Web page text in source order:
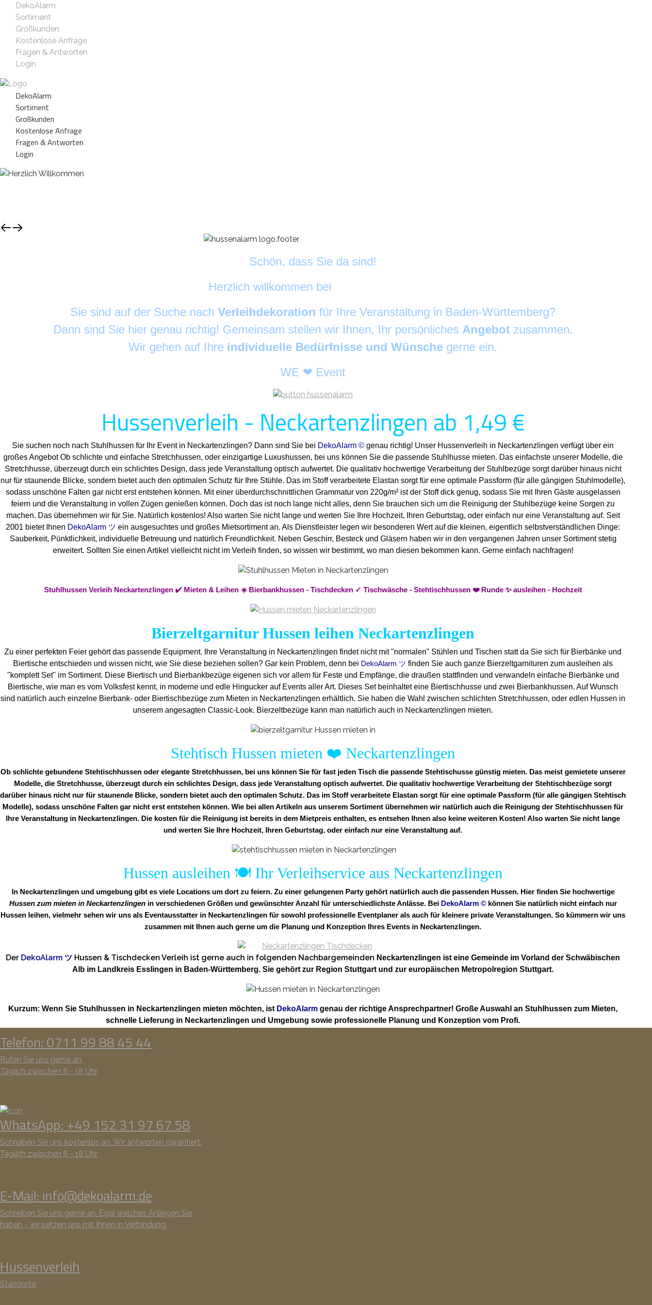
DekoAlarm
Sortiment
Großkunden
Kostenlose Anfrage
Fragen & Antworten
Login
DekoAlarm
Sortiment
Großkunden
Kostenlose Anfrage
Fragen & Antworten
Login
Schön, dass Sie da sind!
Herzlich willkommen bei
Sie sind auf der Suche nach Verleihdekoration für Ihre Veranstaltung in Baden-Württemberg?
Dann sind Sie hier genau richtig! Gemeinsam stellen wir Ihnen, Ihr persönliches Angebot zusammen.
Wir gehen auf Ihre individuelle Bedürfnisse und Wünsche gerne ein.
WE ❤ Event
Hussenverleih - Neckartenzlingen ab 1,49 €
Sie suchen noch nach Stuhlhussen für Ihr Event in Neckartenzlingen? Dann sind Sie bei DekoAlarm © genau richtig! Unser Hussenverleih in Neckartenzlingen verfügt über ein
großes Angebot Ob schlichte und einfache Stretchhussen, oder einzigartige Luxushussen, bei uns können Sie die passende Stuhlhusse mieten. Das einfachste unserer Modelle, die
Stretchhusse, überzeugt durch ein schlichtes Design, dass jede Veranstaltung optisch aufwertet. Die qualitativ hochwertige Verarbeitung der Stuhlbezüge sorgt darüber hinaus nicht
nur für staunende Blicke, sondern bietet auch den optimalen Schutz für Ihre Stühle. Das im Stoff verarbeitete Elastan sorgt für eine optimale Passform (für alle gängigen Stuhlmodelle),
sodass unschöne Falten gar nicht erst entstehen können. Mit einer überdurchschnittlichen Grammatur von 220g/m² ist der Stoff dick genug, sodass Sie mit Ihren Gäste ausgelassen
feiern und die Veranstaltung in vollen Zügen genießen können. Doch das ist noch lange nicht alles, denn Sie brauchen sich um die Reinigung der Stuhlbezüge keine Sorgen zu
machen. Das übernehmen wir für Sie. Natürlich kostenlos! Also warten Sie nicht lange und werten Sie Ihre Hochzeit, Ihren Geburtstag, oder einfach nur eine Veranstaltung auf. Seit
2001 bietet Ihnen DekoAlarm ツ ein ausgesuchtes und großes Mietsortiment an. Als Dienstleister legen wir besonderen Wert auf die kleinen, eigentlich selbstverständlichen Dinge:
Sauberkeit, Pünktlichkeit, individuelle Betreuung und natürlich Freundlichkeit. Neben Geschirr, Besteck und Gläsern haben wir in den vergangenen Jahren unser Sortiment stetig
erweitert. Sollten Sie einen Artikel vielleicht nicht im Verleih finden, so wissen wir bestimmt, wo man diesen bekommen kann. Gerne einfach nachfragen!
Stuhlhussen Verleih Neckartenzlingen ✔️ Mieten & Leihen ☀️ Bierbankhussen - Tischdecken ✓ Tischwäsche - Stehtischhussen ❤️ Runde ✨ ausleihen - Hochzeit
Bierzeltgarnitur Hussen leihen Neckartenzlingen
Zu einer perfekten Feier gehört das passende Equipment.
Ihre Veranstaltung in Neckartenzlingen findet nicht mit "normalen" Stühlen und Tischen statt da Sie sich für Bierbänke und
Biertische entschieden und wissen nicht, wie Sie diese beziehen sollen? Gar kein Problem, denn bei DekoAlarm ツ finden Sie auch ganze Bierzeltgarnituren zum ausleihen als
"komplett Set" im Sortiment. Diese Biertisch und Bierbankbezüge eigenen sich vor allem für Feste und Empfänge, die draußen stattfinden und verwandeln einfache Bierbänke und
Biertische, wie man es vom Volksfest kennt, in moderne und edle Hingucker auf Events aller Art. Dieses Set beinhaltet eine Biertischhusse und zwei Bierbankhussen. Auf Wunsch
sind natürlich auch einzelne Bierbank- oder Biertischbezüge zum Mieten in Neckartenzlingen erhältlich. Sie haben die Wahl zwischen schlichten Stretchhussen, oder edlen Hussen in
unserem angesagten Classic-Look. Bierzeltbezüge kann man natürlich auch in Neckartenzlingen mieten.
Stehtisch Hussen mieten ❤️ Neckartenzlingen
Ob schlichte gebundene Stehtischhussen oder elegante Stretchhussen, bei uns können Sie für fast jeden Tisch die passende Stehtischusse günstig mieten. Das meist gemietete unserer
Modelle, die Stretchhusse, überzeugt durch ein schlichtes Design, dass jede Veranstaltung optisch aufwertet. Die qualitativ hochwertige Verarbeitung der Stehtischbezüge sorgt
darüber hinaus nicht nur für staunende Blicke, sondern bietet auch den optimalen Schutz. Das im Stoff verarbeitete Elastan sorgt für eine optimale Passform (für alle gängigen Stehtisch
Modelle), sodass unschöne Falten gar nicht erst entstehen können. Wie bei allen Artikeln aus unserem Sortiment übernehmen wir natürlich auch die Reinigung der Stehtischhussen für
Ihre Veranstaltung in Neckartenzlingen. Die kosten für die Reinigung ist bereits in dem Mietpreis enthalten, es entsehen Ihnen also keine weiteren Kosten! Also warten Sie nicht lange
und werten Sie Ihre Hochzeit, Ihren Geburtstag, oder einfach nur eine Veranstaltung auf.
Hussen ausleihen 🍽️ Ihr Verleihservice aus Neckartenzlingen
In Neckartenzlingen und umgebung gibt es viele Locations um dort zu feiern. Zu einer gelungenen Party gehört natürlich auch die passenden Hussen. Hier finden Sie hochwertige
Hussen zum mieten in Neckartenzlingenin verschiedenen Größen und gewünschter Anzahl für unterschiedlichste Anlässe. Bei DekoAlarm © können Sie natürlich nicht einfach nur
Hussen leihen, vielmehr sehen wir uns als Eventausstatter in Neckartenzlingen für sowohl professionelle Eventplaner als auch für kleinere private Veranstaltungen. So kümmern wir uns
zusammen mit Ihnen auch gerne um die Planung und Konzeption Ihres Events in Neckartenzlingen.
Der DekoAlarm ツ Hussen & Tischdecken Verleih ist gerne auch in folgenden Nachbargemeinden Neckartenzlingen ist eine Gemeinde im Vorland der Schwäbischen
Alb im Landkreis Esslingen in Baden-Württemberg. Sie gehört zur Region Stuttgart und zur europäischen Metropolregion Stuttgart.
Kurzum: Wenn Sie Stuhlhussen in Neckartenzlingen mieten möchten, ist DekoAlarm genau der richtige Ansprechpartner! Große Auswahl an Stuhlhussen zum Mieten,
schnelle Lieferung in Neckartenzlingen und Umgebung sowie professionelle Planung und Konzeption vom Profi.
Telefon: 0711 99 88 45 44
Rufen Sie uns gerne an.
Täglich zwischen 8 - 18 Uhr
WhatsApp: +49 152 31 97 67 58
Schreiben Sie uns kostenlos an. Wir antworten garantiert.
Täglich zwischen 8 - 18 Uhr
E-Mail: info@dekoalarm.de
Schreiben Sie uns gerne an. Egal welches Anliegen Sie
haben - wir setzen uns mit Ihnen in Verbindung.
Hussenverleih
Standorte